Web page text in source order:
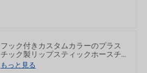
フック付きカスタムカラーのプラス
チック製リップスティックホースチ
ューブ 8/15g
もっと見る